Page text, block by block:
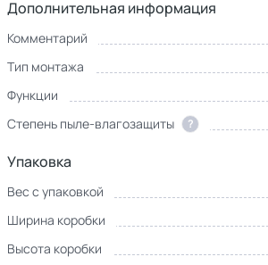
Дополнительная информация
Комментарий
Тип монтажа
Функции
Степень пыле-влагозащиты
?
Упаковка
Вес с упаковкой
Ширина коробки
Высота коробки